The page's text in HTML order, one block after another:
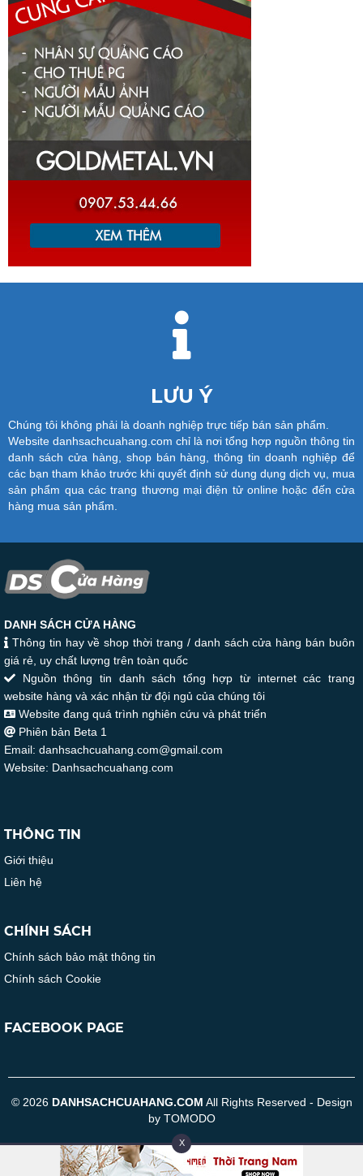
LƯU Ý
Chúng tôi không phải là doanh nghiệp trực tiếp bán sản phẩm.
Website danhsachcuahang.com chỉ là nơi tổng hợp nguồn thông tin
danh sách cửa hàng, shop bán hàng, thông tin doanh nghiệp để
các bạn tham khảo trước khi quyết định sử dung dụng dịch vụ, mua
sản phẩm qua các trang thương mại điện tử online hoặc đến cửa
hàng mua sản phẩm.
DANH SÁCH CỬA HÀNG
Thông tin hay về shop thời trang / danh sách cửa hàng bán buôn
giá rẻ, uy chất lượng trên toàn quốc
Nguồn thông tin danh sách tổng hợp từ internet các trang
website hàng và xác nhận từ đội ngủ của chúng tôi
Website đang quá trình nghiên cứu và phát triển
Phiên bản Beta 1
Email: danhsachcuahang.com@gmail.com
Website: Danhsachcuahang.com
THÔNG TIN
Giới thiệu
Liên hệ
CHÍNH SÁCH
Chính sách bảo mật thông tin
Chính sách Cookie
FACEBOOK PAGE
© 2026 DANHSACHCUAHANG.COM All Rights Reserved - Design
by TOMODO
X